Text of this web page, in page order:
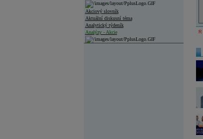
Akciový slovník
Aktuální diskusní téma
Analytický týdeník
Analýzy - Akcie
R